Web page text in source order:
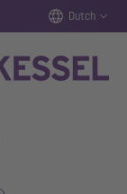
Dutch